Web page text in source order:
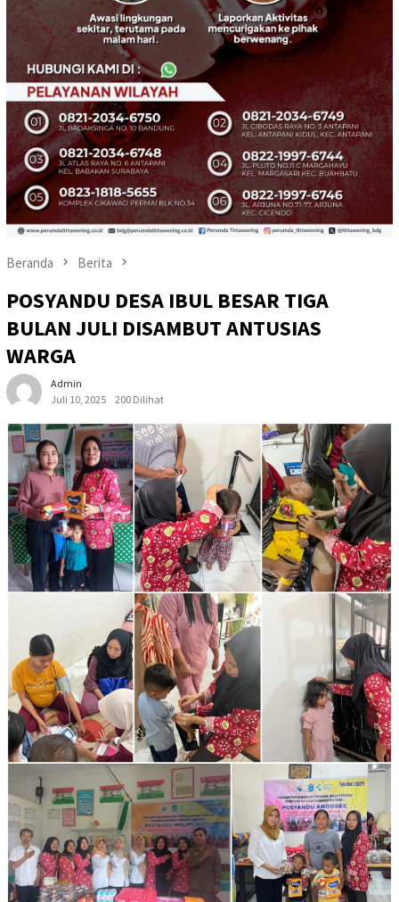
Beranda Berita
POSYANDU DESA IBUL BESAR TIGA
BULAN JULI DISAMBUT ANTUSIAS
WARGA
Admin
Juli 10, 2025
200 Dilihat